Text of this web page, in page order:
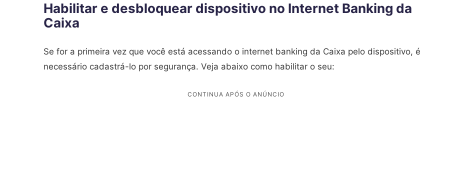
Habilitar e desbloquear dispositivo no Internet Banking da
Caixa
Se for a primeira vez que você está acessando o internet banking da Caixa pelo dispositivo, é
necessário cadastrá-lo por segurança. Veja abaixo como habilitar o seu: